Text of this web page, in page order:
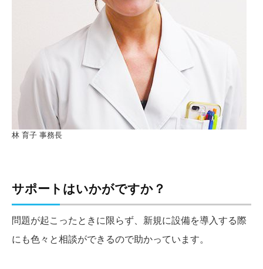
林 育子 事務長
サポートはいかがですか？
問題が起こったときに限らず、新規に設備を導入する際
にも色々と相談ができるので助かっています。